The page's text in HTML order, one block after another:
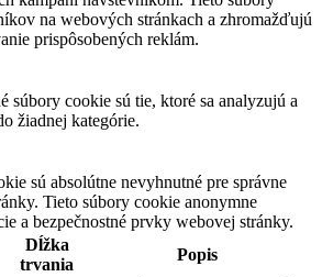
na webových stránkach a zhromažďujú
prispôsobených reklám.
súbory cookie sú tie, ktoré sa analyzujú a
žiadnej kategórie.
sú absolútne nevyhnutné pre správne
Tieto súbory cookie anonymne
a bezpečnostné prvky webovej stránky.
Dĺžka
trvania
Popis